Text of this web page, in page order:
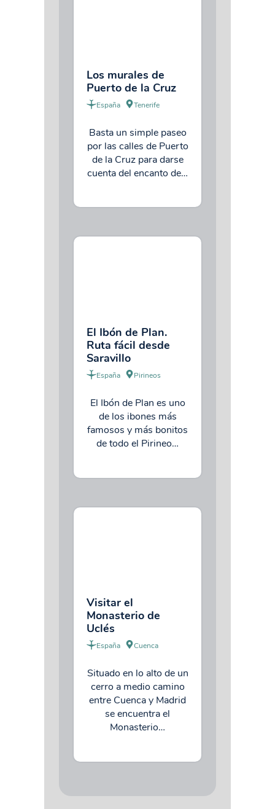
Los murales de
Puerto de la Cruz
España Tenerife
Basta un simple paseo
por las calles de Puerto
de la Cruz para darse
cuenta del encanto de…
El Ibón de Plan.
Ruta fácil desde
Saravillo
España Pirineos
El Ibón de Plan es uno
de los ibones más
famosos y más bonitos
de todo el Pirineo…
Visitar el
Monasterio de
Uclés
España Cuenca
Situado en lo alto de un
cerro a medio camino
entre Cuenca y Madrid
se encuentra el
Monasterio…